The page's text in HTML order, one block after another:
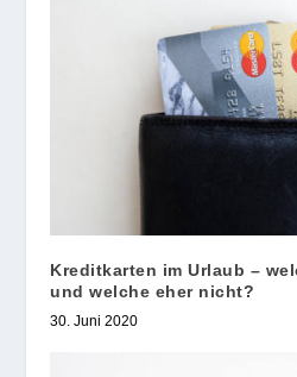
Kreditkarten im Urlaub –
und welche eher nicht?
30. Juni 2020